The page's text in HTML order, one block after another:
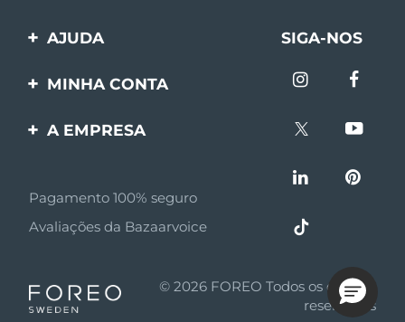
AJUDA
Entre em contato
SIGA-NOS
MINHA CONTA
Registro de produto
A EMPRESA
Afiliados
Notícias de afiliados
Parceiro minoritário
Pagamento 100% seguro
Avaliações da Bazaarvoice
© 2026 FOREO Todos os direitos
reservados